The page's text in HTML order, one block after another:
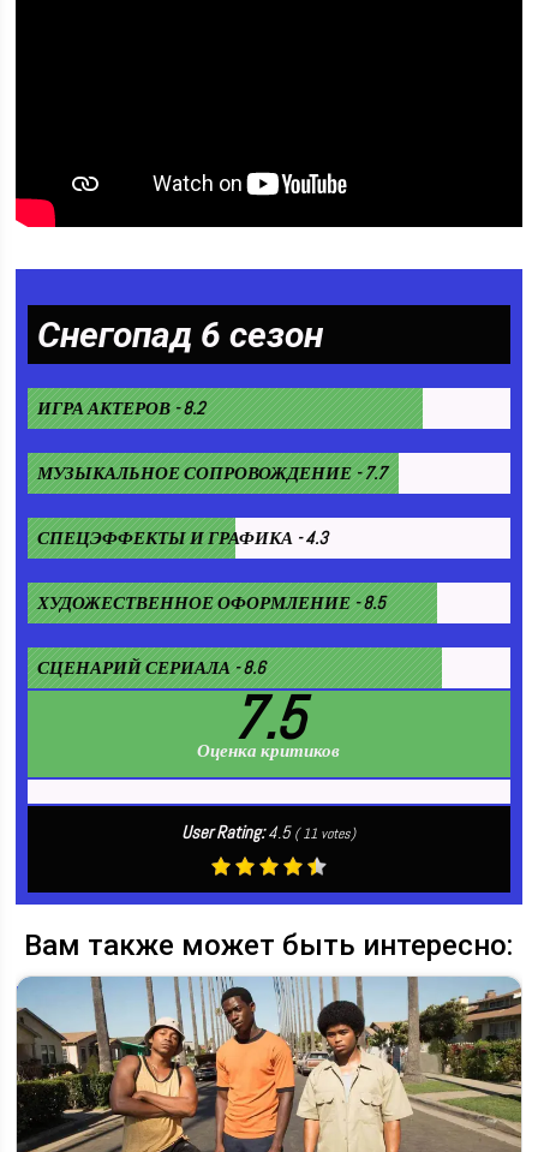
Снегопад 6 сезон
ИГРА АКТЕРОВ - 8.2
МУЗЫКАЛЬНОЕ СОПРОВОЖДЕНИЕ - 7.7
СПЕЦЭФФЕКТЫ И ГРАФИКА - 4.3
ХУДОЖЕСТВЕННОЕ ОФОРМЛЕНИЕ - 8.5
СЦЕНАРИЙ СЕРИАЛА - 8.6
7.5
Оценка критиков
User Rating:4.5 (11 votes)
Вам также может быть интересно: